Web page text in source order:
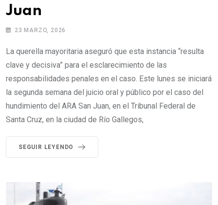
Juan
23 MARZO, 2026
La querella mayoritaria aseguró que esta instancia “resulta
clave y decisiva” para el esclarecimiento de las
responsabilidades penales en el caso. Este lunes se iniciará
la segunda semana del juicio oral y público por el caso del
hundimiento del ARA San Juan, en el Tribunal Federal de
Santa Cruz, en la ciudad de Río Gallegos,
SEGUIR LEYENDO